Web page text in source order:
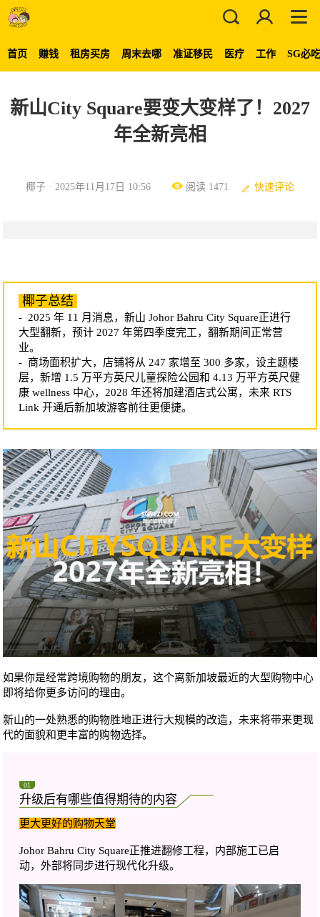
首页 赚钱 租房买房 周末去哪 准证移民 医疗 工作 SG必
新山City Square要变大变样了！2027
年全新亮相
椰子 · 2025年11月17日 10:56 阅读 1471 快速评论
椰子总结
- 2025 年 11 月消息，新山 Johor Bahru City Square正进行
大型翻新，预计 2027 年第四季度完工，翻新期间正常营
业。
- 商场面积扩大，店铺将从 247 家增至 300 多家，设主题楼
层，新增 1.5 万平方英尺儿童探险公园和 4.13 万平方英尺健
康 wellness 中心，2028 年还将加建酒店式公寓，未来 RTS
Link 开通后新加坡游客前往更便捷。
如果你是经常跨境购物的朋友，这个离新加坡最近的大型购物中心
即将给你更多访问的理由。
新山的一处熟悉的购物胜地正进行大规模的改造，未来将带来更现
代的面貌和更丰富的购物选择。
01
升级后有哪些值得期待的内容
更大更好的购物天堂
Johor Bahru City Square正推进翻修工程，内部施工已启
动，外部将同步进行现代化升级。